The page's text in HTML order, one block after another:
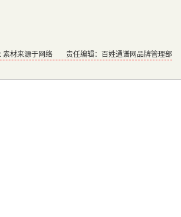
素材来源于网络 责任编辑：百姓通谱网品牌管理部